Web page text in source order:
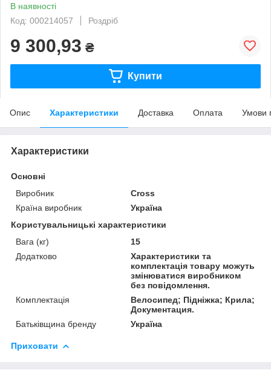
В наявності
Код: 000214057
Роздріб
9 300,93 ₴
Купити
Опис Характеристики Доставка Оплата Умови
Характеристики
Основні
Виробник
Cross
Країна виробник
Україна
Користувальницькі характеристики
Вага (кг)
15
Додатково
Характеристики та
комплектація товару можуть
змінюватися виробником
без повідомлення.
Комплектація
Велосипед; Підніжка; Крила;
Документация.
Батьківщина бренду
Україна
Приховати